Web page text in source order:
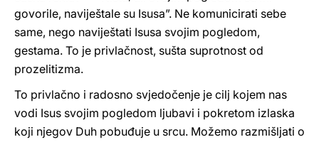
govorile, naviještale su Isusa”. Ne komunicirati sebe
same, nego naviještati Isusa svojim pogledom,
gestama. To je privlačnost, sušta suprotnost od
prozelitizma.
To privlačno i radosno svjedočenje je cilj kojem nas
vodi Isus svojim pogledom ljubavi i pokretom izlaska
koji njegov Duh pobuđuje u srcu. Možemo razmišljati o